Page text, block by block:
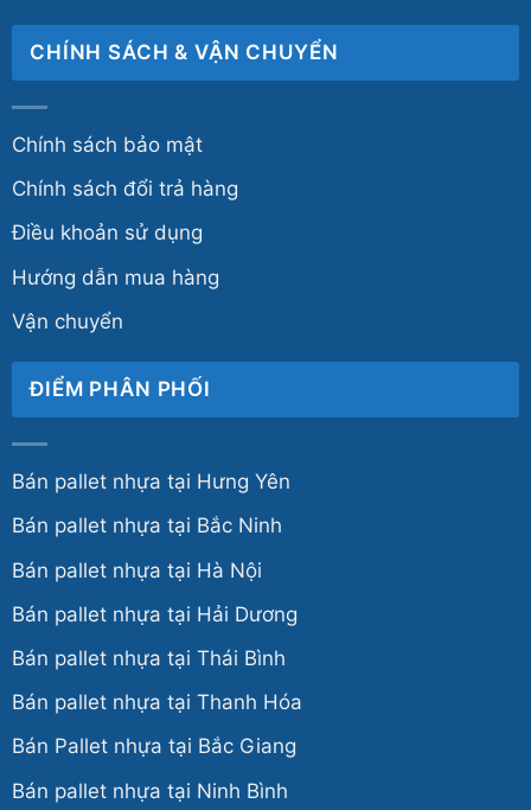
CHÍNH SÁCH & VẬN CHUYỂN
Chính sách bảo mật
Chính sách đổi trả hàng
Điều khoản sử dụng
Hướng dẫn mua hàng
Vận chuyển
ĐIỂM PHÂN PHỐI
Bán pallet nhựa tại Hưng Yên
Bán pallet nhựa tại Bắc Ninh
Bán pallet nhựa tại Hà Nội
Bán pallet nhựa tại Hải Dương
Bán pallet nhựa tại Thái Bình
Bán pallet nhựa tại Thanh Hóa
Bán Pallet nhựa tại Bắc Giang
Bán pallet nhựa tại Ninh Bình